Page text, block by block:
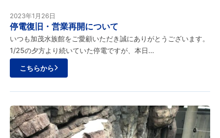
2023年1月26日
停電復旧・営業再開について
いつも加茂水族館をご愛顧いただき誠にありがとうございます。
1/25の夕方より続いていた停電ですが、本日…
こちらから